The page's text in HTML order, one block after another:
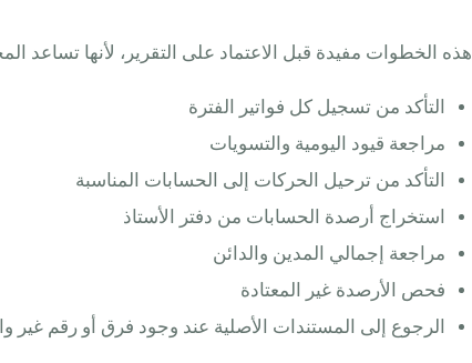
هذه الخطوات مفيدة قبل الاعتماد على التقرير، لأنها تساعد
التأكد من تسجيل كل فواتير الفترة
مراجعة قيود اليومية والتسويات
التأكد من ترحيل الحركات إلى الحسابات المناسبة
استخراج أرصدة الحسابات من دفتر الأستاذ
مراجعة إجمالي المدين والدائن
فحص الأرصدة غير المعتادة
الرجوع إلى المستندات الأصلية عند وجود فرق أو رقم غير